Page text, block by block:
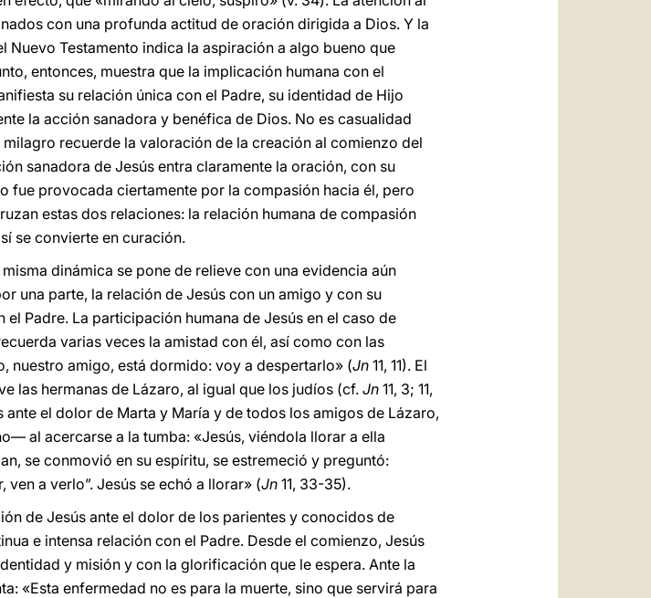
con una profunda actitud de oración dirigida a Dios. Y la
Testamento indica la aspiración a algo bueno que
entonces, muestra que la implicación humana con el
su relación única con el Padre, su identidad de Hijo
la acción sanadora y benéfica de Dios. No es casualidad
recuerde la valoración de la creación al comienzo del
sanadora de Jesús entra claramente la oración, con su
fue provocada ciertamente por la compasión hacia él, pero
estas dos relaciones: la relación humana de compasión
se convierte en curación.
dinámica se pone de relieve con una evidencia aún
una parte, la relación de Jesús con un amigo y con su
Padre. La participación humana de Jesús en el caso de
varias veces la amistad con él, así como con las
nuestro amigo, está dormido: voy a despertarlo» (Jn 11, 11). El
las hermanas de Lázaro, al igual que los judíos (cf.Jn 11, 3; 11,
el dolor de Marta y María y de todos los amigos de Lázaro,
al acercarse a la tumba: «Jesús, viéndola llorar a ella
se conmovió en su espíritu, se estremeció y preguntó:
ven a verlo”. Jesús se echó a llorar» (Jn 11, 33-35).
de Jesús ante el dolor de los parientes y conocidos de
e intensa relación con el Padre. Desde el comienzo, Jesús
y misión y con la glorificación que le espera. Ante la
«Esta enfermedad no es para la muerte, sino que servirá para